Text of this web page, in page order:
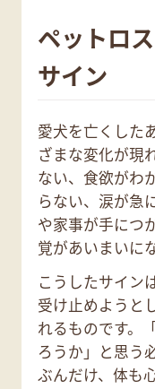
ペットロ
サイン
愛犬を亡くした
ざまな変化が現
ない、食欲がわ
らない、涙が急
や家事が手につ
覚があいまいに
こうしたサイン
受け止めようと
れるものです。
ろうか」と思う
ぶんだけ、体も